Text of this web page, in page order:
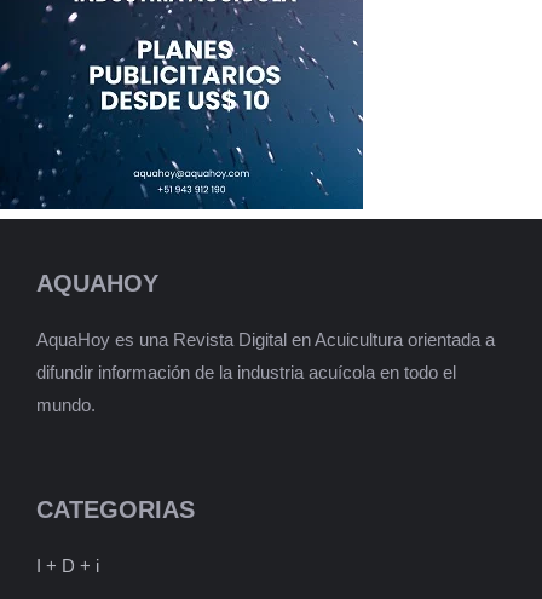
AQUAHOY
AquaHoy es una Revista Digital en Acuicultura orientada a
difundir información de la industria acuícola en todo el
mundo.
CATEGORIAS
I + D + i